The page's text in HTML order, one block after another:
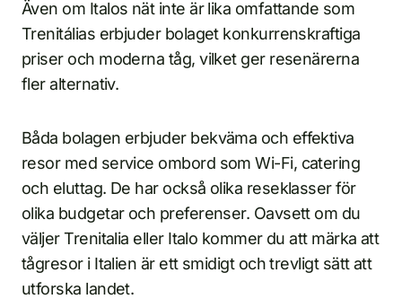
Även om Italos nät inte är lika omfattande som
Trenitálias erbjuder bolaget konkurrenskraftiga
priser och moderna tåg, vilket ger resenärerna
fler alternativ.
Båda bolagen erbjuder bekväma och effektiva
resor med service ombord som Wi-Fi, catering
och eluttag. De har också olika reseklasser för
olika budgetar och preferenser. Oavsett om du
väljer Trenitalia eller Italo kommer du att märka att
tågresor i Italien är ett smidigt och trevligt sätt att
utforska landet.